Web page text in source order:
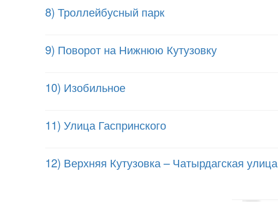
8) Троллейбусный парк
9) Поворот на Нижнюю Кутузовку
10) Изобильное
11) Улица Гаспринского
12) Верхняя Кутузовка – Чатырдагская улица